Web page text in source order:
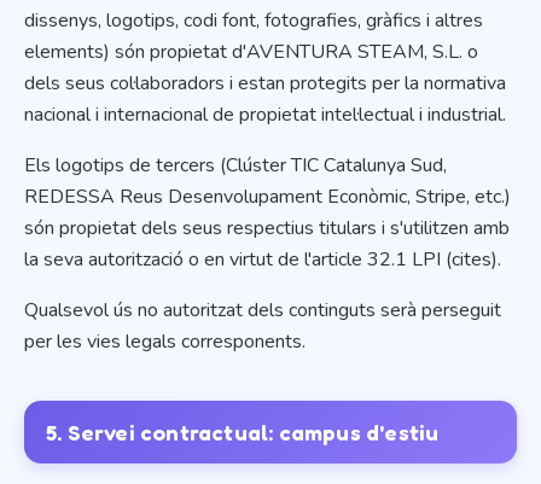
dissenys, logotips, codi font, fotografies, gràfics i altres
elements) són propietat d'AVENTURA STEAM, S.L. o
dels seus col·laboradors i estan protegits per la normativa
nacional i internacional de propietat intel·lectual i industrial.
Els logotips de tercers (Clúster TIC Catalunya Sud,
REDESSA Reus Desenvolupament Econòmic, Stripe, etc.)
són propietat dels seus respectius titulars i s'utilitzen amb
la seva autorització o en virtut de l'article 32.1 LPI (cites).
Qualsevol ús no autoritzat dels continguts serà perseguit
per les vies legals corresponents.
5. Servei contractual: campus d'estiu